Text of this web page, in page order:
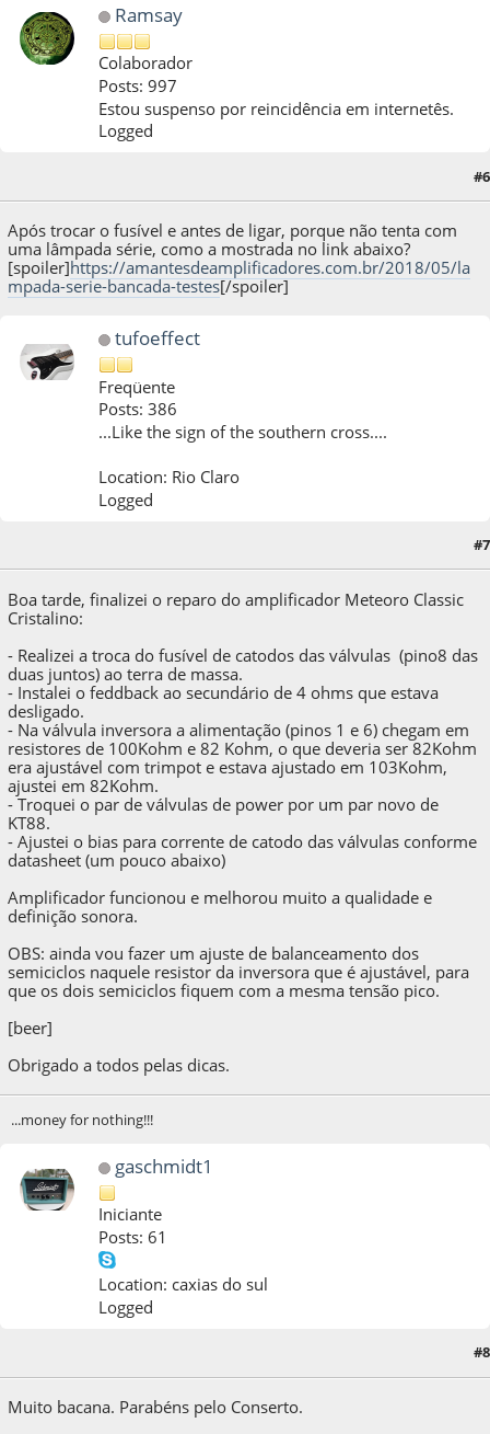
Ramsay
Colaborador
Posts: 997
Estou suspenso por reincidência em internetês.
Logged
#6
Após trocar o fusível e antes de ligar, porque não tenta com
uma lâmpada série, como a mostrada no link abaixo?
[spoiler]https://amantesdeamplificadores.com.br/2018/05/la
mpada-serie-bancada-testes[/spoiler]
tufoeffect
Freqüente
Posts: 386
...Like the sign of the southern cross....
Location: Rio Claro
Logged
#7
Boa tarde, finalizei o reparo do amplificador Meteoro Classic
Cristalino:
- Realizei a troca do fusível de catodos das válvulas (pino8 das
duas juntos) ao terra de massa.
- Instalei o feddback ao secundário de 4 ohms que estava
desligado.
- Na válvula inversora a alimentação (pinos 1 e 6) chegam em
resistores de 100Kohm e 82 Kohm, o que deveria ser 82Kohm
era ajustável com trimpot e estava ajustado em 103Kohm,
ajustei em 82Kohm.
- Troquei o par de válvulas de power por um par novo de
KT88.
- Ajustei o bias para corrente de catodo das válvulas conforme
datasheet (um pouco abaixo)
Amplificador funcionou e melhorou muito a qualidade e
definição sonora.
OBS: ainda vou fazer um ajuste de balanceamento dos
semiciclos naquele resistor da inversora que é ajustável, para
que os dois semiciclos fiquem com a mesma tensão pico.
[beer]
Obrigado a todos pelas dicas.
...money for nothing!!!
gaschmidt1
Iniciante
Posts: 61
Location: caxias do sul
Logged
#8
Muito bacana. Parabéns pelo Conserto.